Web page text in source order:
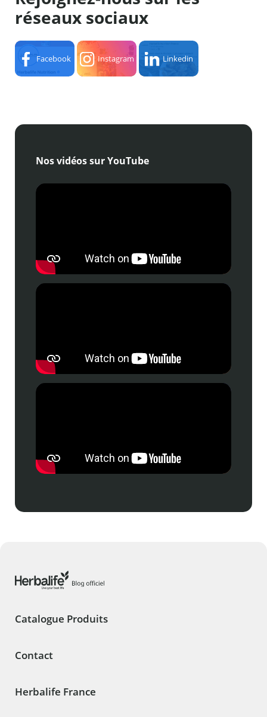
réseaux sociaux
Facebook Instagram Linkedin
Nos vidéos sur YouTube
Catalogue Produits
Contact
Herbalife France